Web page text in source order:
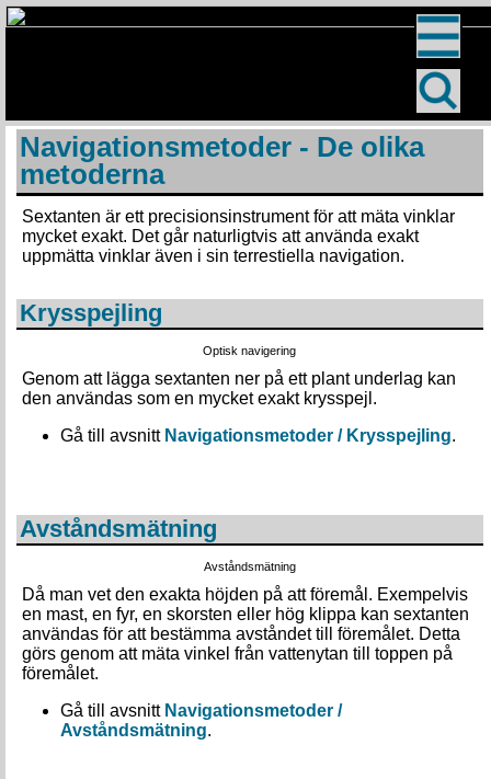
Navigationsmetoder - De olika
metoderna
Sextanten är ett precisionsinstrument för att mäta vinklar
mycket exakt. Det går naturligtvis att använda exakt
uppmätta vinklar även i sin terrestiella navigation.
Krysspejling
Optisk navigering
Genom att lägga sextanten ner på ett plant underlag kan
den användas som en mycket exakt krysspejl.
Gå till avsnitt Navigationsmetoder / Krysspejling.
Avståndsmätning
Avståndsmätning
Då man vet den exakta höjden på att föremål. Exempelvis
en mast, en fyr, en skorsten eller hög klippa kan sextanten
användas för att bestämma avståndet till föremålet. Detta
görs genom att mäta vinkel från vattenytan till toppen på
föremålet.
Gå till avsnitt Navigationsmetoder /
Avståndsmätning.